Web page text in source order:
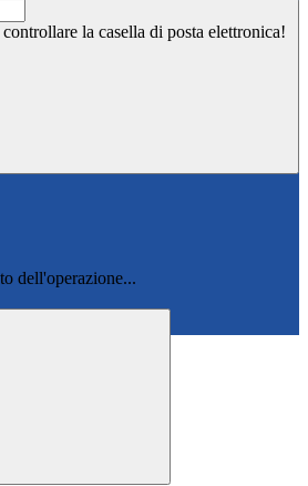
la casella di posta elettronica!
dell'operazione...